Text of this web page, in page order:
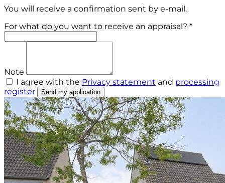
You will receive a confirmation sent by e-mail.
For what do you want to receive an appraisal? *
Note
I agree with the Privacy statement and processing
register
Send my application